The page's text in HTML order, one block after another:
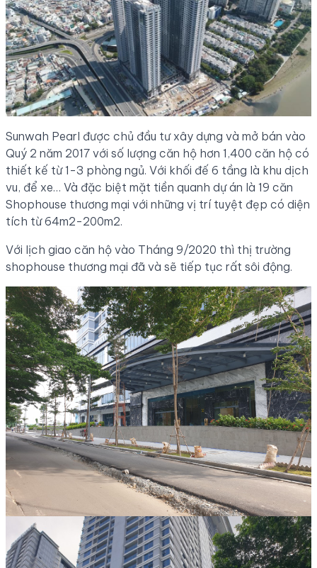
Sunwah Pearl được chủ đầu tư xây dựng và mở bán vào
Quý 2 năm 2017 với số lượng căn hộ hơn 1,400 căn hộ có
thiết kế từ 1-3 phòng ngủ. Với khối đế 6 tầng là khu dịch
vu, để xe… Và đặc biệt mặt tiền quanh dự án là 19 căn
Shophouse thương mại với những vị trí tuyệt đẹp có diện
tích từ 64m2-200m2.
Với lịch giao căn hộ vào Tháng 9/2020 thì thị trường
shophouse thương mại đã và sẽ tiếp tục rất sôi động.